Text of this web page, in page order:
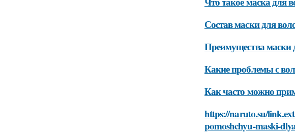
Состав маски для
Преимущества маски
Какие проблемы с
Как часто можно
https://naruto.su/
pomoshchyu-maski-